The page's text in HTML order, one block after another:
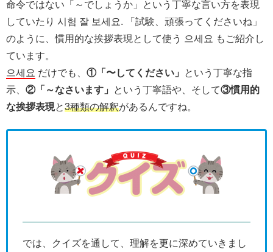
命令ではない「～でしょうか」という丁寧な言い方を表現
していたり 시험 잘 보세요. 「試験、頑張ってくださいね」
のように、慣用的な挨拶表現として使う 으세요 もご紹介し
ています。
으세요 だけでも、 ①「〜してください」
という丁寧な指
示、 ②「～なさいます」 という丁寧語や、そして③慣用的
な挨拶表現と3種類の解釈があるんですね。
では、クイズを通して、理解を更に深めていきまし